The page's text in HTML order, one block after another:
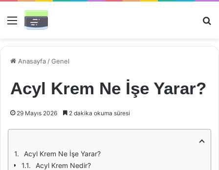
Menü
Anasayfa /Genel
Acyl Krem Ne İşe Yarar?
29 Mayıs 2026 2 dakika okuma süresi
Acyl Krem Ne İşe Yarar?
Acyl Krem Nedir?